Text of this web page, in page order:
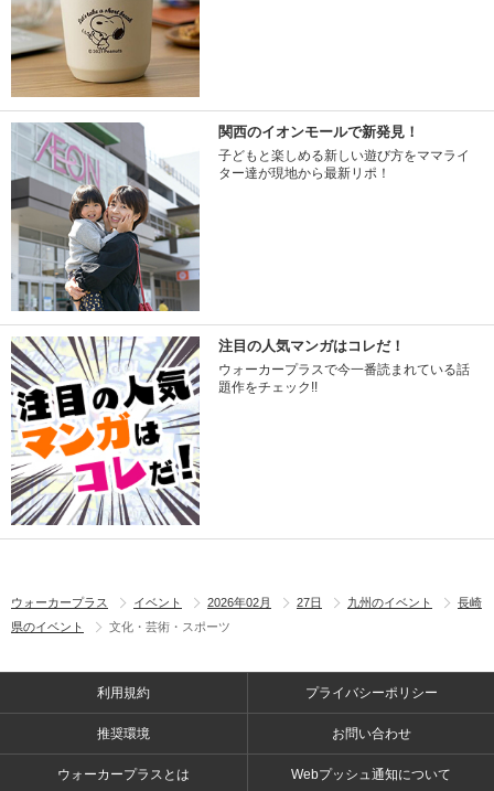
関西のイオンモールで新発見！
子どもと楽しめる新しい遊び方をママライ
ター達が現地から最新リポ！
注目の人気マンガはコレだ！
ウォーカープラスで今一番読まれている話
題作をチェック!!
ウォーカープラス イベント 2026年02月 27日 九州のイベント
長崎
県のイベント
文化・芸術・スポーツ
利用規約 プライバシーポリシー
推奨環境 お問い合わせ
ウォーカープラスとは Webプッシュ通知について